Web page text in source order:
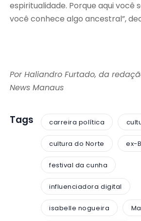
espiritualidade. Porque aqui você
você conhece algo ancestral”,
Por Haliandro Furtado, da
News Manaus
Tags carreira política
cultura do Norte ex-
festival da cunha
influenciadora digital
isabelle nogueira